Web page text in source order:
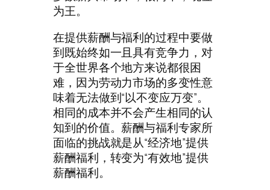
为王。
在提供薪酬与福利的过程中要做
到既始终如一且具有竞争力，对
于全世界各个地方来说都很困
难，因为劳动力市场的多变性意
味着无法做到“以不变应万变”。
相同的成本并不会产生相同的认
知到的价值。薪酬与福利专家所
面临的挑战就是从“经济地”提供
薪酬福利，转变为“有效地”提供
薪酬福利。